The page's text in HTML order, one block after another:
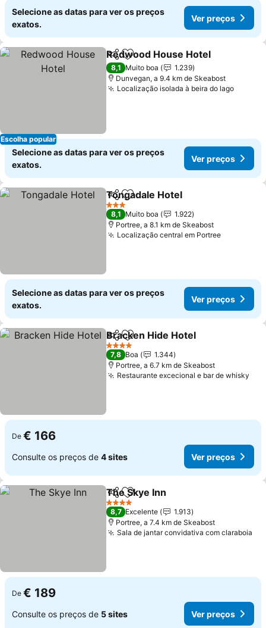
Selecione as datas para ver os preços
exatos.
Ver preços
Escolha popular
PartilharAdicionar aos favoritos
Redwood House Hotel
8,1 Muito boa
1.239
Dunvegan, a 9.4 km de Skeabost
Localização isolada à beira do lagoVer
Selecione as datas para ver os preços
exatos.
Ver preços
PartilharAdicionar aos favoritos
Tongadale Hotel
3 Estrelas
8,1 Muito boa
1.922
Portree, a 8.1 km de Skeabost
Localização central em PortreeVer
Selecione as datas para ver os preços
exatos.
Ver preços
PartilharAdicionar aos favoritos
Bracken Hide Hotel
4 Estrelas
7,8 Boa
1.344
Portree, a 6.7 km de Skeabost
Restaurante excecional e bar de whisky
De € 166
Consulte os preços de 4 sites Ver preços
PartilharAdicionar aos favoritos
The Skye Inn
4 Estrelas
8,7 Excelente
1.913
Portree, a 7.4 km de Skeabost
Sala de jantar convidativa com claraboia
De € 189
Consulte os preços de 5 sites Ver preços